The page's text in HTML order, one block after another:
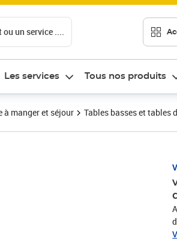
ou un service ....
Les services Tous nos produits
à manger et séjour Tables basses et tables